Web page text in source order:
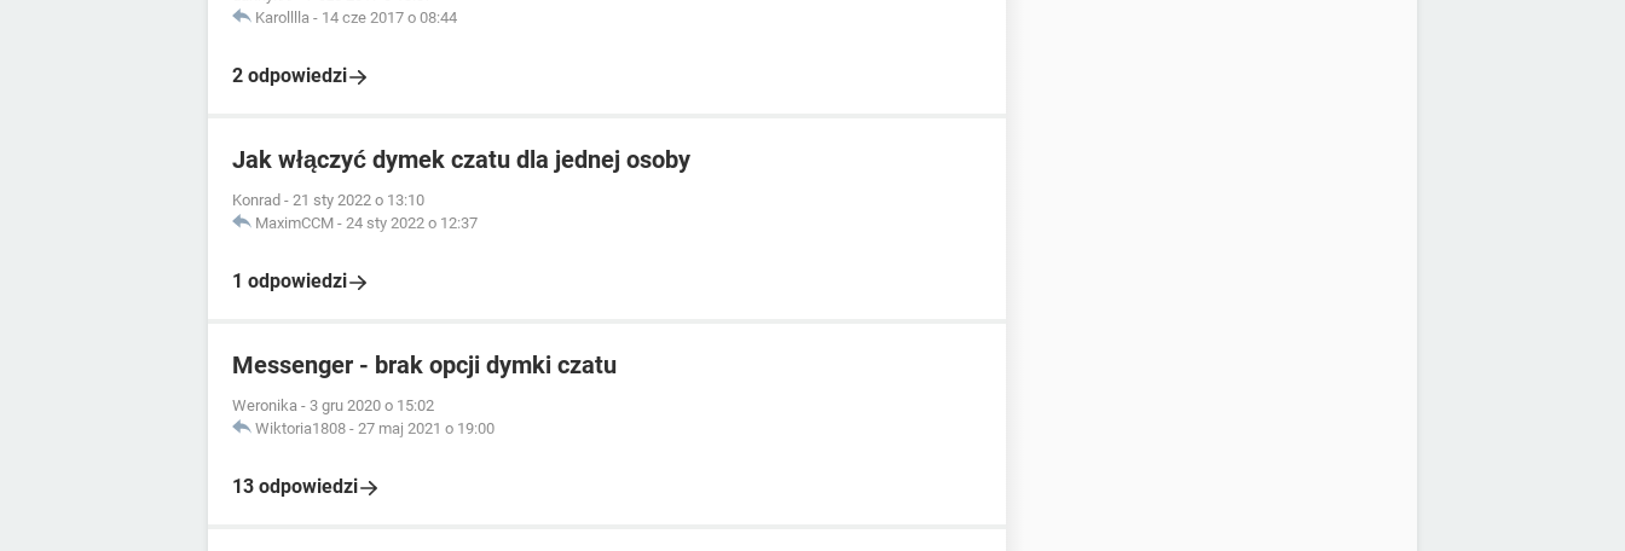
Karolllla - 14 cze 2017 o 08:44
2 odpowiedzi
Jak włączyć dymek czatu dla jednej osoby
Konrad - 21 sty 2022 o 13:10
MaximCCM - 24 sty 2022 o 12:37
1 odpowiedzi
Messenger - brak opcji dymki czatu
Weronika - 3 gru 2020 o 15:02
Wiktoria1808 - 27 maj 2021 o 19:00
13 odpowiedzi